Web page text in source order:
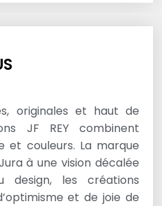
originales et haut de
JF REY combinent
et couleurs. La marque
à une vision décalée
design, les créations
et de joie de